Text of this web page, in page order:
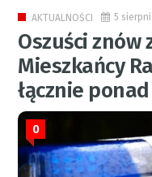
AKTUALNOŚCI 5
Oszuści znów
Mieszkańcy
łącznie
0